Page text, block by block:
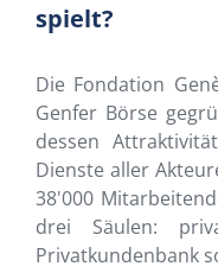
spielt?
Die Fondation
Genfer Börse
dessen
Dienste aller
38'000
drei Säulen:
Privatkundenbank